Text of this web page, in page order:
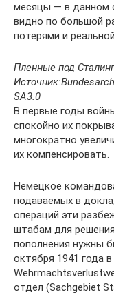
месяцы — в данном
видно по большой
потерями и
Пленные под
Источник:
SA3.0
В первые годы
спокойно их
многократно
их компенсировать.
Немецкое
подаваемых в
операций эти
штабам для
пополнения нужны
октября 1941 года
отдел (Sachgebiet